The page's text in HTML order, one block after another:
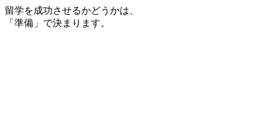
留学を成功させるかどうかは、
「準備」で決まります。